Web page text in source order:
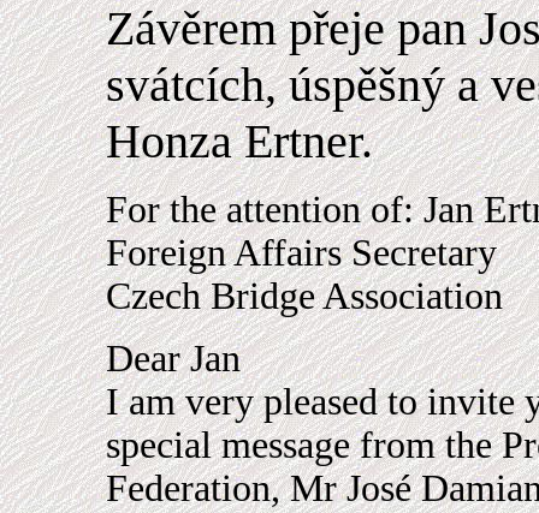
Závěrem přeje pan
svátcích, úspěšný a
Honza Ertner.
For the attention of: Jan
Foreign Affairs Secretary
Czech Bridge Association
Dear Jan
I am very pleased to invite
special message from the
Federation, Mr José